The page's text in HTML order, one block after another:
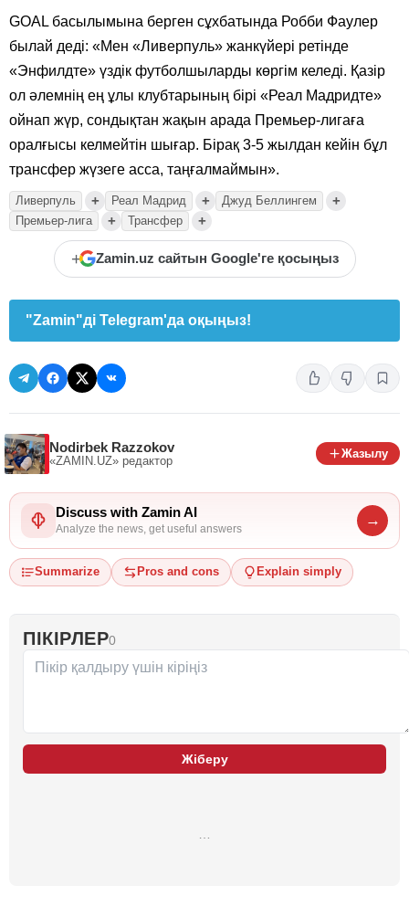
GOAL басылымына берген сұхбатында Робби Фаулер
былай деді: «Мен «Ливерпуль» жанкүйері ретінде
«Энфилдте» үздік футболшыларды көргім келеді. Қазір
ол әлемнің ең ұлы клубтарының бірі «Реал Мадридте»
ойнап жүр, сондықтан жақын арада Премьер-лигаға
оралғысы келмейтін шығар. Бірақ 3-5 жылдан кейін бұл
трансфер жүзеге асса, таңғалмаймын».
Ливерпуль + Реал Мадрид + Джуд Беллингем +
Премьер-лига + Трансфер +
+ Zamin.uz сайтын Google'ге қосыңыз
"Zamin"ді Telegram'да оқыңыз!
Nodirbek Razzokov
«ZAMIN.UZ» редактор
Жазылу
Discuss with Zamin AI
Analyze the news, get useful answers
→
Summarize Pros and cons Explain simply
ПІКІРЛЕР0
Жіберу